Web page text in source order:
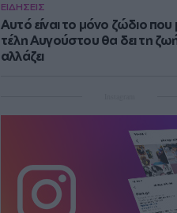
ΕΙΔΗΣΕΙΣ
Αυτό είναι το μόνο ζώδιο που
τέλη Αυγούστου θα δει τη
αλλάζει